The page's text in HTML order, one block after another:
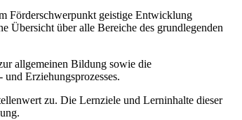
Förderschwerpunkt geistige Entwicklung
Übersicht über alle Bereiche des grundlegenden
allgemeinen Bildung sowie die
Erziehungsprozesses.
zu. Die Lernziele und Lerninhalte dieser